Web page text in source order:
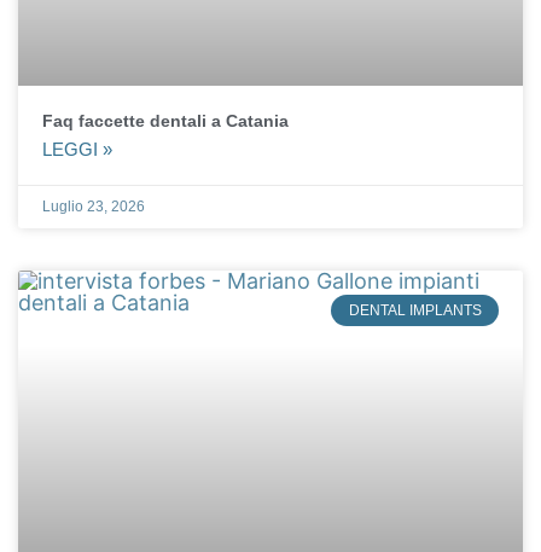
Faq faccette dentali a Catania
LEGGI »
Luglio 23, 2026
DENTAL IMPLANTS